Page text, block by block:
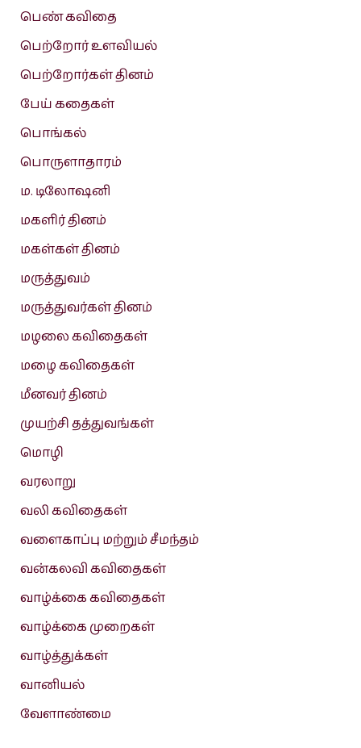
பெண் கவிதை
பெற்றோர் உளவியல்
பெற்றோர்கள் தினம்
பேய் கதைகள்
பொங்கல்
பொருளாதாரம்
ம. டிலோஷனி
மகளிர் தினம்
மகள்கள் தினம்
மருத்துவம்
மருத்துவர்கள் தினம்
மழலை கவிதைகள்
மழை கவிதைகள்
மீனவர் தினம்
முயற்சி தத்துவங்கள்
மொழி
வரலாறு
வலி கவிதைகள்
வளைகாப்பு மற்றும் சீமந்தம்
வன்கலவி கவிதைகள்
வாழ்க்கை கவிதைகள்
வாழ்க்கை முறைகள்
வாழ்த்துக்கள்
வானியல்
வேளாண்மை